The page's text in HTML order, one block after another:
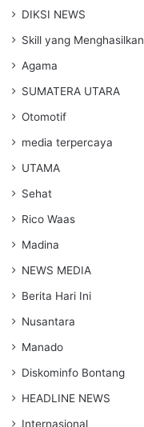
DIKSI NEWS
Skill yang Menghasilkan
Agama
SUMATERA UTARA
Otomotif
media terpercaya
UTAMA
Sehat
Rico Waas
Madina
NEWS MEDIA
Berita Hari Ini
Nusantara
Manado
Diskominfo Bontang
HEADLINE NEWS
Internasional